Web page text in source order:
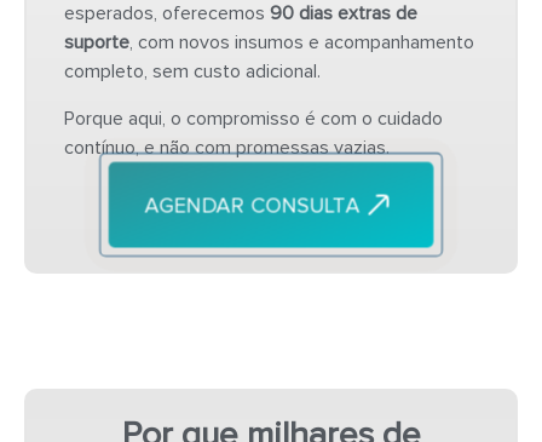
esperados, oferecemos 90 dias extras de
suporte, com novos insumos e acompanhamento
completo, sem custo adicional.
Porque aqui, o compromisso é com o cuidado
contínuo, e não com promessas vazias.
AGENDAR CONSULTA